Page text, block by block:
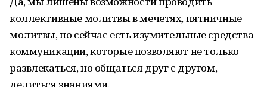
коллективные молитвы в мечетях, пятничные
молитвы, но сейчас есть изумительные средства
коммуникации, которые позволяют не только
развлекаться, но общаться друг с другом,